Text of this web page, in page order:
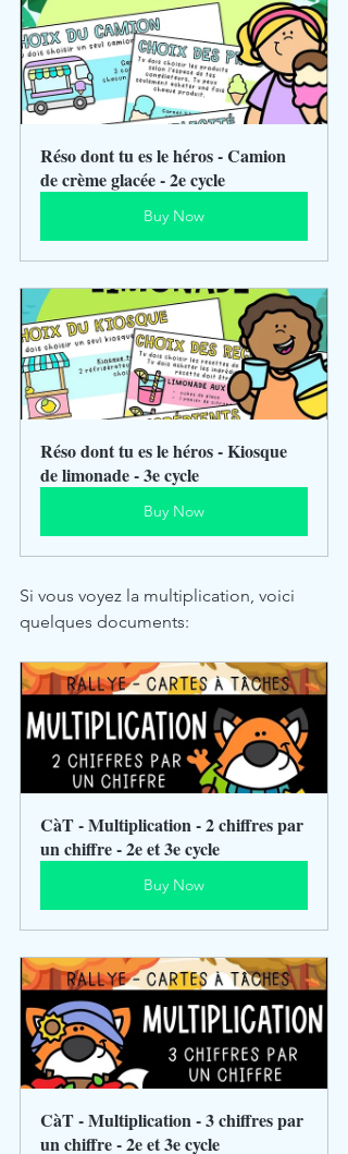
Réso dont tu es le héros - Camion
de crème glacée - 2e cycle
Buy Now
Réso dont tu es le héros - Kiosque
de limonade - 3e cycle
Buy Now
Si vous voyez la multiplication, voici
quelques documents:
CàT - Multiplication - 2 chiffres par
un chiffre - 2e et 3e cycle
Buy Now
CàT - Multiplication - 3 chiffres par
un chiffre - 2e et 3e cycle